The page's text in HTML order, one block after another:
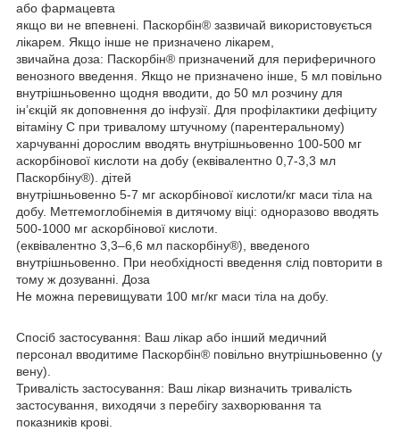
або фармацевта
якщо ви не впевнені. Паскорбін® зазвичай використовується
лікарем. Якщо інше не призначено лікарем,
звичайна доза: Паскорбін® призначений для периферичного
венозного введення. Якщо не призначено інше, 5 мл повільно
внутрішньовенно щодня вводити, до 50 мл розчину для
ін’єкцій як доповнення до інфузії. Для профілактики дефіциту
вітаміну С при тривалому штучному (парентеральному)
харчуванні дорослим вводять внутрішньовенно 100-500 мг
аскорбінової кислоти на добу (еквівалентно 0,7-3,3 мл
Паскорбіну®). дітей
внутрішньовенно 5-7 мг аскорбінової кислоти/кг маси тіла на
добу. Метгемоглобінемія в дитячому віці: одноразово вводять
500-1000 мг аскорбінової кислоти.
(еквівалентно 3,3–6,6 мл паскорбіну®), введеного
внутрішньовенно. При необхідності введення слід повторити в
тому ж дозуванні. Доза
Не можна перевищувати 100 мг/кг маси тіла на добу.
Спосіб застосування: Ваш лікар або інший медичний
персонал вводитиме Паскорбін® повільно внутрішньовенно (у
вену).
Тривалість застосування: Ваш лікар визначить тривалість
застосування, виходячи з перебігу захворювання та
показників крові.